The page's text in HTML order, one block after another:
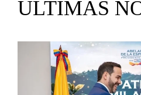
ULTIMAS